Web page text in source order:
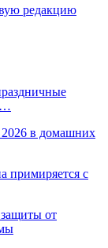
редакцию
в домашних
примиряется с
от